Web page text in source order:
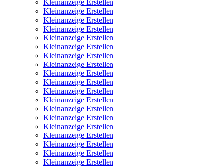
Kleinanzeige Erstellen
Kleinanzeige Erstellen
Kleinanzeige Erstellen
Kleinanzeige Erstellen
Kleinanzeige Erstellen
Kleinanzeige Erstellen
Kleinanzeige Erstellen
Kleinanzeige Erstellen
Kleinanzeige Erstellen
Kleinanzeige Erstellen
Kleinanzeige Erstellen
Kleinanzeige Erstellen
Kleinanzeige Erstellen
Kleinanzeige Erstellen
Kleinanzeige Erstellen
Kleinanzeige Erstellen
Kleinanzeige Erstellen
Kleinanzeige Erstellen
Kleinanzeige Erstellen